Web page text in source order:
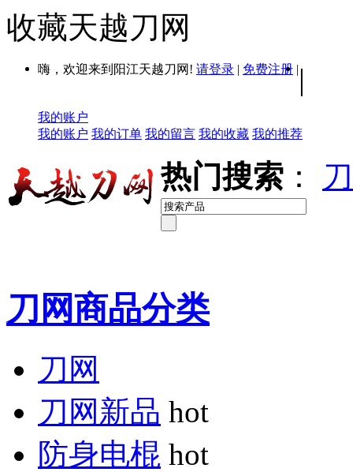
收藏天越刀网
嗨，欢迎来到阳江天越刀网! 请登录 | 免费注册 | |
我的账户
我的账户 我的订单 我的留言 我的收藏 我的推荐
热门搜索 ：
刀网商品分类
刀网
刀网新品 hot
防身电棍 hot